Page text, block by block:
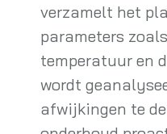
verzamelt het
parameters
temperatuur en
wordt
afwijkingen te